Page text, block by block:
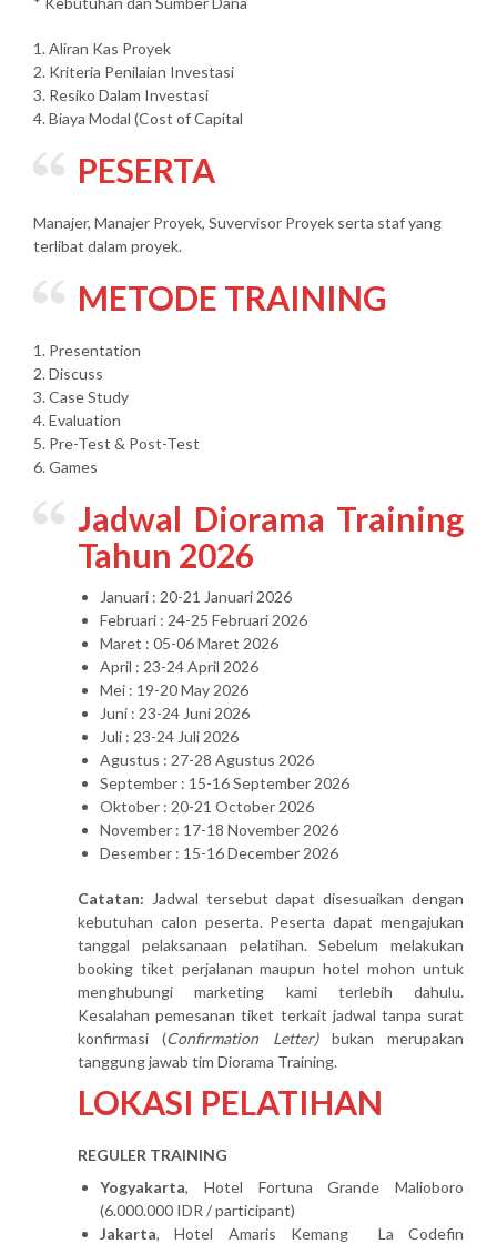
1. Aliran Kas Proyek
2. Kriteria Penilaian Investasi
3. Resiko Dalam Investasi
4. Biaya Modal (Cost of Capital
PESERTA
Manajer, Manajer Proyek, Suvervisor Proyek serta staf yang
terlibat dalam proyek.
METODE TRAINING
1. Presentation
2. Discuss
3. Case Study
4. Evaluation
5. Pre-Test & Post-Test
6. Games
Jadwal Diorama Training
Tahun 2026
Januari : 20-21 Januari 2026
Februari : 24-25 Februari 2026
Maret : 05-06 Maret 2026
April : 23-24 April 2026
Mei : 19-20 May 2026
Juni : 23-24 Juni 2026
Juli : 23-24 Juli 2026
Agustus : 27-28 Agustus 2026
September : 15-16 September 2026
Oktober : 20-21 October 2026
November : 17-18 November 2026
Desember : 15-16 December 2026
Catatan: Jadwal tersebut dapat disesuaikan dengan
kebutuhan calon peserta. Peserta dapat mengajukan
tanggal pelaksanaan pelatihan. Sebelum melakukan
booking tiket perjalanan maupun hotel mohon untuk
menghubungi marketing kami terlebih dahulu.
Kesalahan pemesanan tiket terkait jadwal tanpa surat
konfirmasi (Confirmation Letter)bukan merupakan
tanggung jawab tim Diorama Training.
LOKASI PELATIHAN
REGULER TRAINING
Yogyakarta, Hotel Fortuna Grande Malioboro
(6.000.000 IDR / participant)
Jakarta, Hotel Amaris Kemang La Codefin